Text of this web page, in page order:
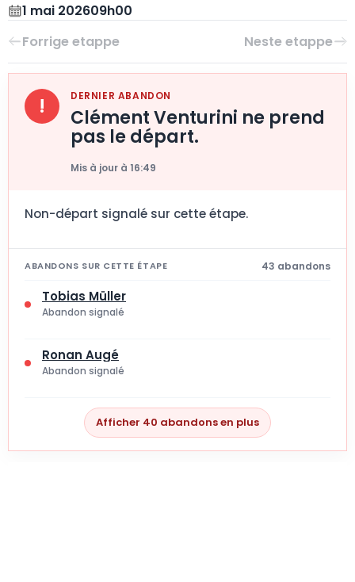
1 mai 202609h00
! DERNIER ABANDON
Clément Venturini ne prend
pas le départ.
Mis à jour à 16:49
Non-départ signalé sur cette étape.
ABANDONS SUR CETTE ÉTAPE 43 abandons
Tobias Müller
Abandon signalé
Ronan Augé
Abandon signalé
Afficher 40 abandons en plus